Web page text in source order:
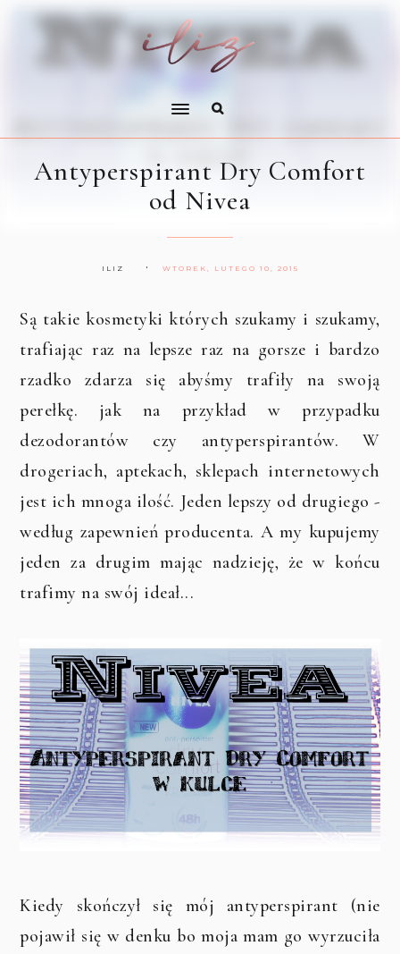
Antyperspirant Dry Comfort
od Nivea
ILIZ WTOREK, LUTEGO 10, 2015
Są takie kosmetyki których szukamy i szukamy,
trafiając raz na lepsze raz na gorsze i bardzo
rzadko zdarza się abyśmy trafiły na swoją
perełkę. jak na przykład w przypadku
dezodorantów czy antyperspirantów. W
drogeriach, aptekach, sklepach internetowych
jest ich mnoga ilość. Jeden lepszy od drugiego -
według zapewnień producenta. A my kupujemy
jeden za drugim mając nadzieję, że w końcu
trafimy na swój ideał...
Kiedy skończył się mój antyperspirant (nie
pojawił się w denku bo moja mam go wyrzuciła